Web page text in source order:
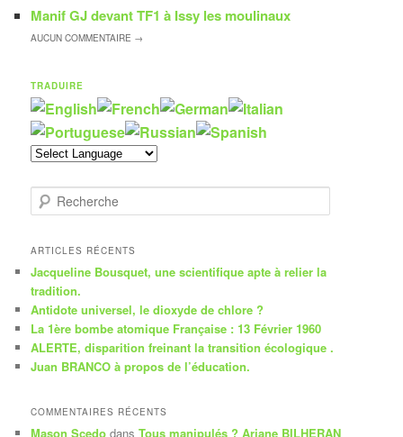
Manif GJ devant TF1 à Issy les moulinaux
AUCUNCOMMENTAIRE →
TRADUIRE
e
h
r
c
h
e
ARTICLES RÉCENTS
Jacqueline Bousquet, une scientifique apte à relier la
tradition.
Antidote universel, le dioxyde de chlore ?
La 1ère bombe atomique Française : 13 Février 1960
ALERTE, disparition freinant la transition écologique .
Juan BRANCO à propos de l’éducation.
COMMENTAIRES RÉCENTS
Mason Scedo dansTous manipulés ? Ariane BILHERAN